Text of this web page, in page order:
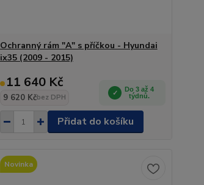
Ochranný rám "A" s příčkou - Hyundai
ix35 (2009 - 2015)
11 640 Kč
9 620 Kčbez DPH
Do 3 až 4
týdnů.
Přidat do košíku
Novinka